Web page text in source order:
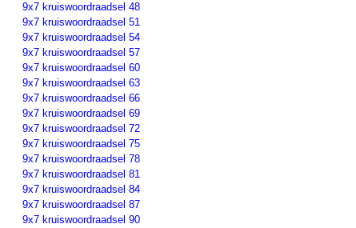
9x7 kruiswoordraadsel 48
9x7 kruiswoordraadsel 51
9x7 kruiswoordraadsel 54
9x7 kruiswoordraadsel 57
9x7 kruiswoordraadsel 60
9x7 kruiswoordraadsel 63
9x7 kruiswoordraadsel 66
9x7 kruiswoordraadsel 69
9x7 kruiswoordraadsel 72
9x7 kruiswoordraadsel 75
9x7 kruiswoordraadsel 78
9x7 kruiswoordraadsel 81
9x7 kruiswoordraadsel 84
9x7 kruiswoordraadsel 87
9x7 kruiswoordraadsel 90